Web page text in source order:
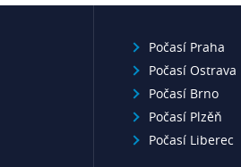
Počasí Praha
Počasí Ostrava
Počasí Brno
Počasí Plzěň
Počasí Liberec